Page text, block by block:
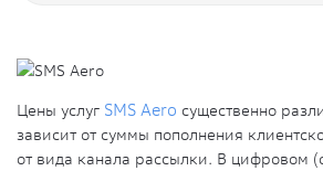
Цены услуг SMS Aero существенно
зависит от суммы пополнения
от вида канала рассылки. В цифровом